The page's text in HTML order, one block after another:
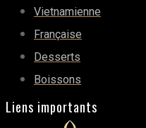
Vietnamienne
Française
Desserts
Boissons
Liens importants